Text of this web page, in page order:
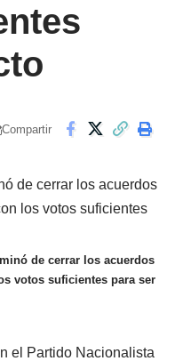
Compartir
de cerrar los acuerdos
votos suficientes para ser
el Partido Nacionalista